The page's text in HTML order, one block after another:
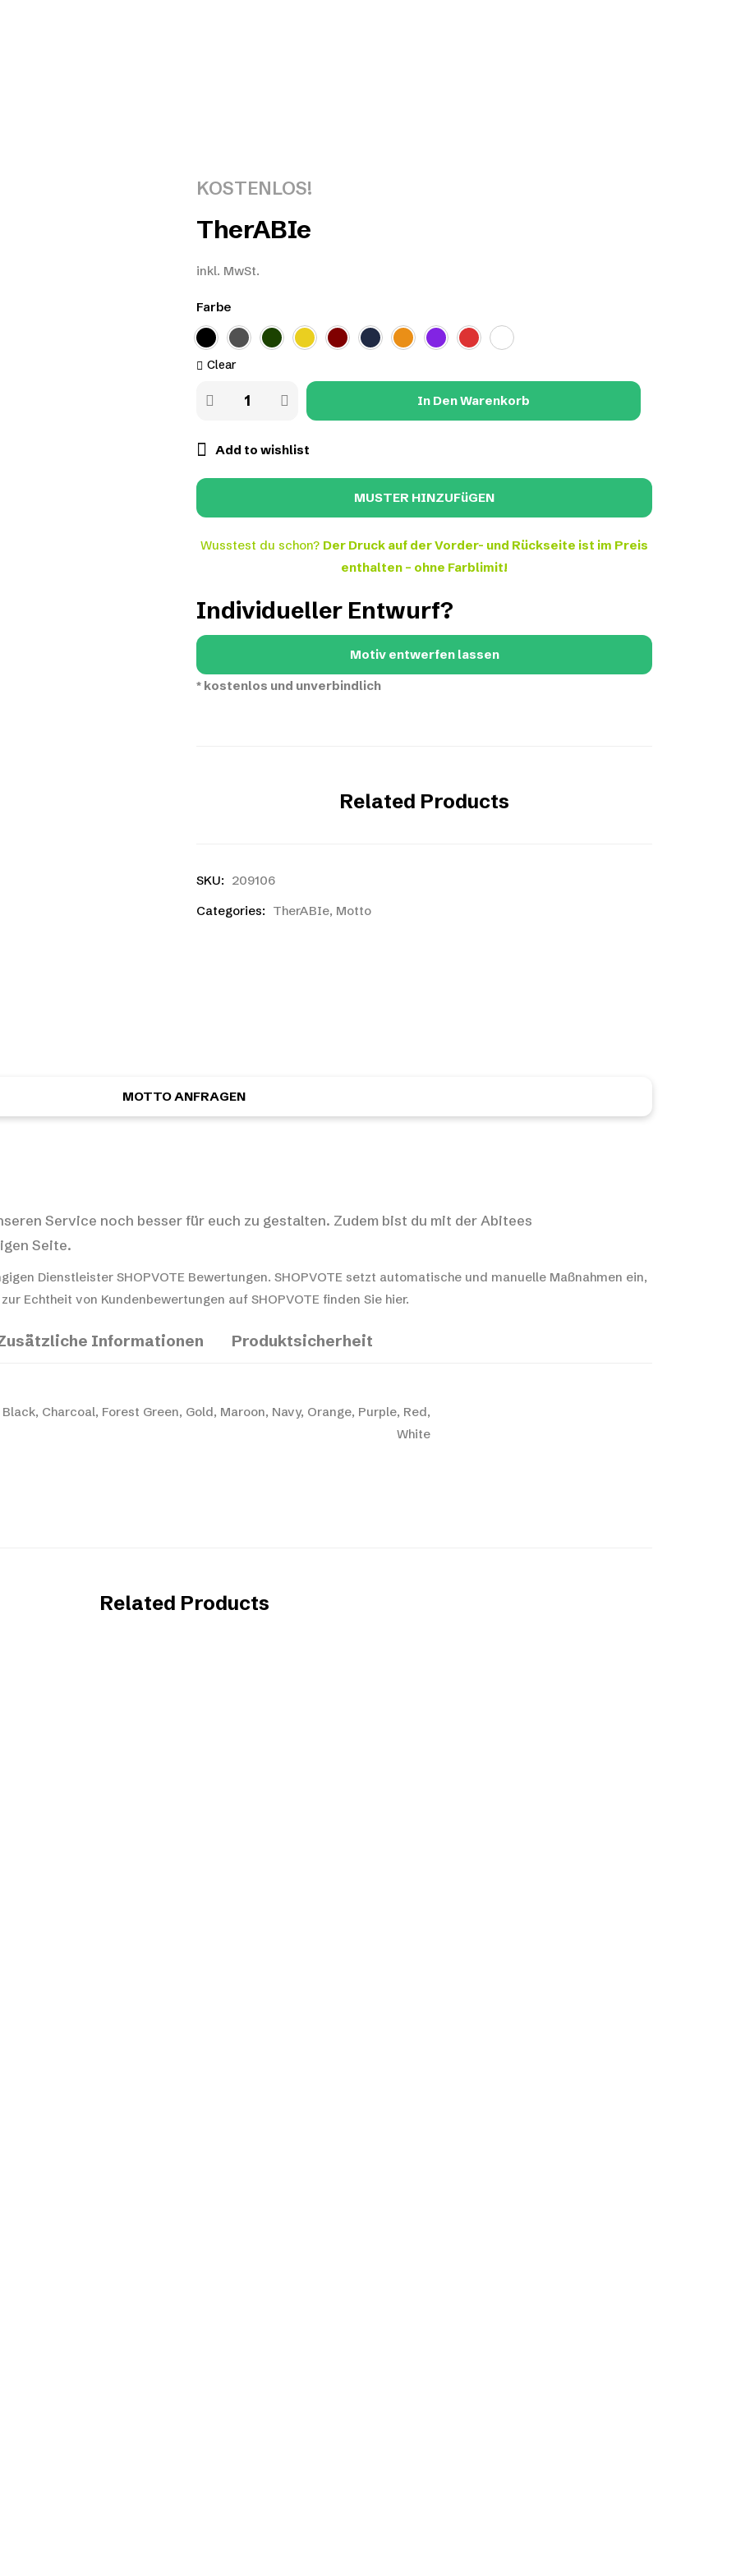
KOSTENLOS!
TherABIe
inkl. MwSt.
Farbe
Clear
In Den Warenkorb
Add to wishlist
Wusstest du schon? Der Druck auf der Vorder- und Rückseite ist im Preis
enthalten – ohne Farblimit!
Individueller Entwurf?
Motiv entwerfen lassen
* kostenlos und unverbindlich
Related Products
SKU: 209106
Categories: TherABIe, Motto
MOTTO ANFRAGEN
Service noch besser für euch zu gestalten. Zudem bist du mit der Abitees
Seite.
Dienstleister SHOPVOTE Bewertungen. SHOPVOTE setzt automatische und manuelle Maßnahmen ein,
Echtheit von Kundenbewertungen auf SHOPVOTE finden Sie hier.
Informationen Produktsicherheit
Black, Charcoal, Forest Green, Gold, Maroon, Navy, Orange, Purple, Red,
White
Related Products